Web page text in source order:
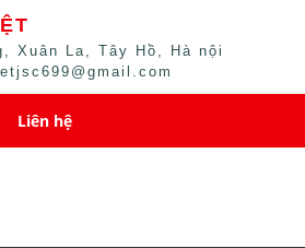
Xuân La, Tây Hồ, Hà nội
Liên hệ